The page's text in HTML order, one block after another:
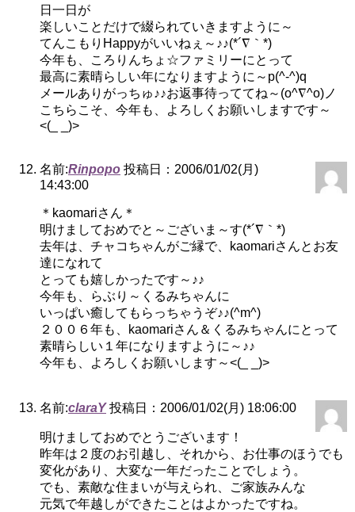
日一日が
楽しいことだけで綴られていきますように～
てんこもりHappyがいいねぇ～♪♪(*´∇｀*)
今年も、ころりんちょ☆ファミリーにとって
最高に素晴らしい年になりますように～p(^-^)q
メールありがっちゅ♪♪お返事待っててね～(o^∇^o)ノ
こちらこそ、今年も、よろしくお願いしますです～
<(_ _)>
名前:Rinpopo 投稿日：2006/01/02(月)
14:43:00
＊kaomariさん＊
明けましておめでと～ございま～す(*´∇｀*)
去年は、チャコちゃんがご縁で、kaomariさんとお友
達になれて
とっても嬉しかったです～♪♪
今年も、らぶり～くるみちゃんに
いっぱい癒してもらっちゃうぞ♪♪(^m^)
２００６年も、kaomariさん＆くるみちゃんにとって
素晴らしい１年になりますように～♪♪
今年も、よろしくお願いします～<(_ _)>
名前:claraY 投稿日：2006/01/02(月) 18:06:00
明けましておめでとうございます！
昨年は２度のお引越し、それから、お仕事のほうでも
変化があり、大変な一年だったことでしょう。
でも、素敵な住まいが与えられ、ご家族みんな
元気で年越しができたことはよかったですね。